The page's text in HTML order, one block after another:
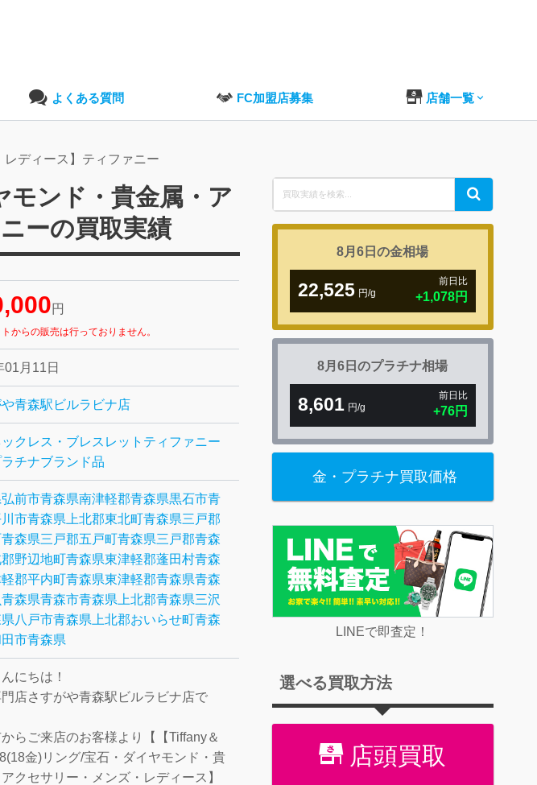
よくある質問 FC加盟店募集 店舗一覧
レディース】ティファニー
モンド・貴金属・ア
ーの買取実績
円
からの販売は行っておりません。
01月11日
青森駅ビルラビナ店
クレス・ブレスレット ティファニー
チナブランド品
前市青森県南津軽郡青森県黒石市青
市青森県上北郡東北町青森県三戸郡
青森県三戸郡五戸町青森県三戸郡青森
野辺地町青森県東津軽郡蓬田村青森
郡平内町青森県東津軽郡青森県青森
青森県青森市青森県上北郡青森県三沢
八戸市青森県上北郡おいらせ町青森
市青森県
にちは！
店さすがや青森駅ビルラビナ店で
らご来店のお客様より【【Tiffany＆
金)リング/宝石・ダイヤモンド・貴
クセサリー・メンズ・レディース】
Search
for:
Search
8月6日の金相場
22,525 円/g
前日比
+1,078円
8月6日のプラチナ相場
8,601 円/g
前日比
+76円
金・プラチナ買取価格
LINEで即査定！
選べる買取方法
店頭買取